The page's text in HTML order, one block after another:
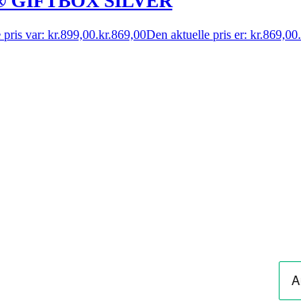
var: kr.899,00.kr.869,00Den aktuelle pris er: kr.869,00.